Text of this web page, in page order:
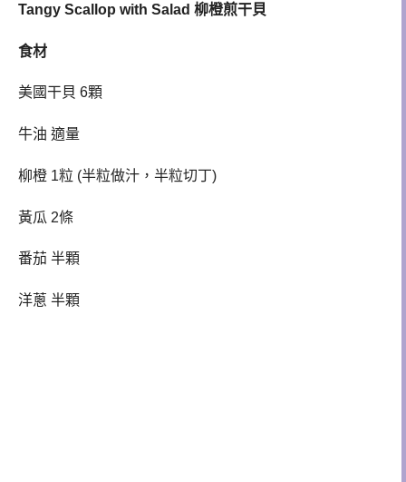
Tangy Scallop with Salad 柳橙煎干貝
食材
美國干貝 6顆
牛油 適量
柳橙 1粒 (半粒做汁，半粒切丁)
黃瓜 2條
番茄 半顆
洋蔥 半顆